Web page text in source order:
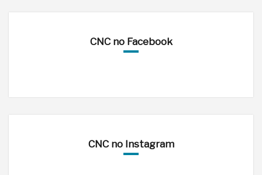
CNC no Facebook
CNC no Instagram